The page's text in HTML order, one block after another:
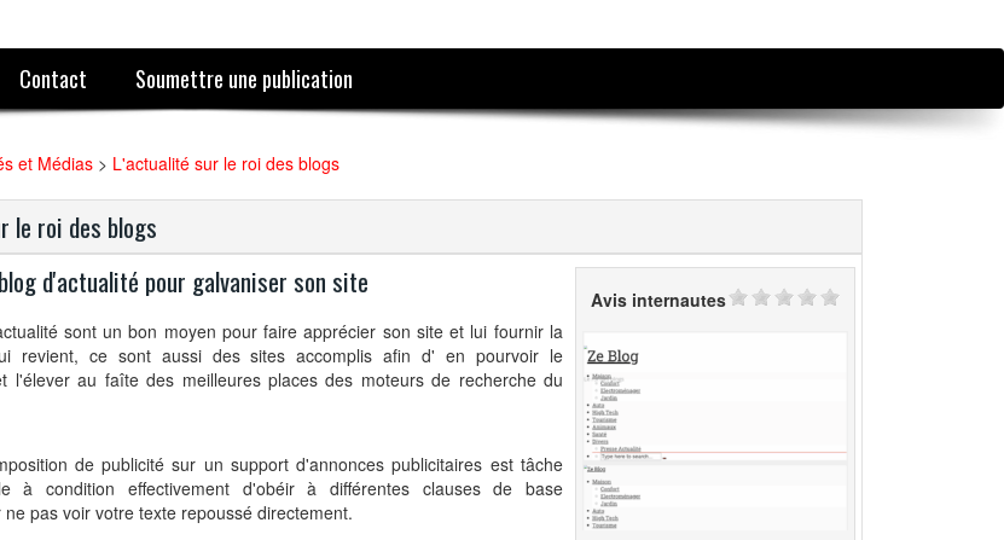
Contact Soumettre une publication
et Médias > L'actualité sur le roi des blogs
le roi des blogs
d'actualité pour galvaniser son site
sont un bon moyen pour faire apprécier son site et lui fournir la
revient, ce sont aussi des sites accomplis afin d' en pourvoir le
l'élever au faîte des meilleures places des moteurs de recherche du
de publicité sur un support d'annonces publicitaires est tâche
à condition effectivement d'obéir à différentes clauses de base
pas voir votre texte repoussé directement.
Avis internautes